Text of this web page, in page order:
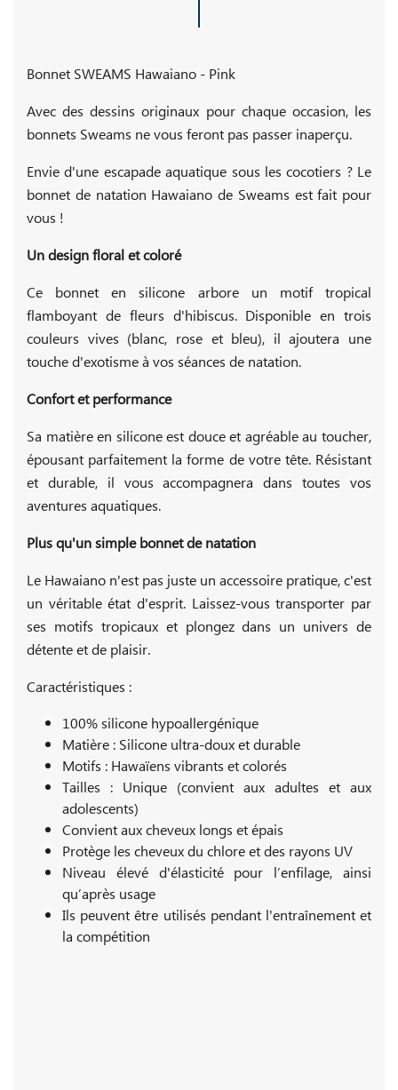
Bonnet SWEAMS Hawaiano - Pink
Avec des dessins originaux pour chaque occasion, les
bonnets Sweams ne vous feront pas passer inaperçu.
Envie d'une escapade aquatique sous les cocotiers ? Le
bonnet de natation Hawaiano de Sweams est fait pour
vous !
Un design floral et coloré
Ce bonnet en silicone arbore un motif tropical
flamboyant de fleurs d'hibiscus. Disponible en trois
couleurs vives (blanc, rose et bleu), il ajoutera une
touche d'exotisme à vos séances de natation.
Confort et performance
Sa matière en silicone est douce et agréable au toucher,
épousant parfaitement la forme de votre tête. Résistant
et durable, il vous accompagnera dans toutes vos
aventures aquatiques.
Plus qu'un simple bonnet de natation
Le Hawaiano n'est pas juste un accessoire pratique, c'est
un véritable état d'esprit. Laissez-vous transporter par
ses motifs tropicaux et plongez dans un univers de
détente et de plaisir.
Caractéristiques :
100% silicone hypoallergénique
Matière : Silicone ultra-doux et durable
Motifs : Hawaïens vibrants et colorés
Tailles : Unique (convient aux adultes et aux
adolescents)
Convient aux cheveux longs et épais
Protège les cheveux du chlore et des rayons UV
Niveau élevé d'élasticité pour l’enfilage, ainsi
qu’après usage
Ils peuvent être utilisés pendant l'entraînement et
la compétition